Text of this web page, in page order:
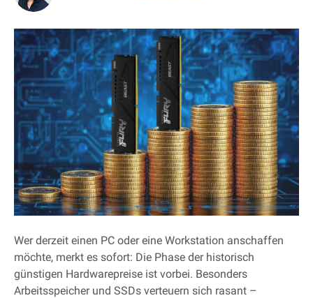
Wer derzeit einen PC oder eine Workstation anschaffen
möchte, merkt es sofort: Die Phase der historisch
günstigen Hardwarepreise ist vorbei. Besonders
Arbeitsspeicher und SSDs verteuern sich rasant –